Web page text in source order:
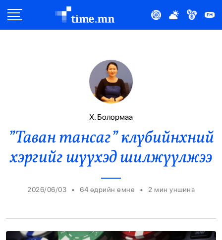
Эдийн Засаг
Нийтлэлчийн Булан
Эрүүл Мэнд
Орон Нутаг
Спорт
Х. Болормаа
”Таван тансаг” клүбийнхний
хэргийг шүүхэд шилжүүлжээ
2026/06/03 • 64 өдрийн өмнө • 2 мин уншина